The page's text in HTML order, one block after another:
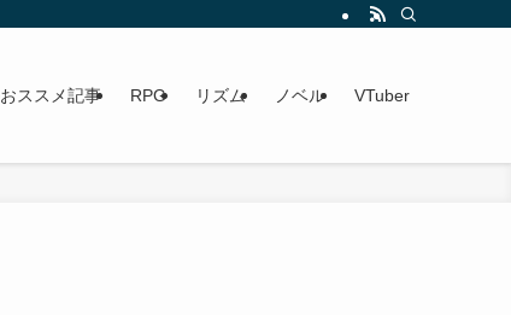
ススメ記事 RPG リズム ノベル VTuber